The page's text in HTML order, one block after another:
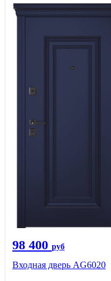
98 400 руб
Входная дверь AG6020